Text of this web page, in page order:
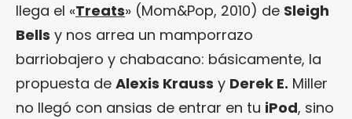
llega el «Treats» (Mom&Pop, 2010) de Sleigh
Bells y nos arrea un mamporrazo
barriobajero y chabacano: básicamente, la
propuesta de Alexis Krauss y Derek E. Miller
no llegó con ansias de entrar en tu iPod, sino